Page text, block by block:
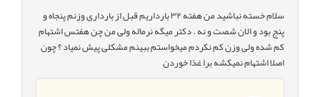
سلام خسته نباشید من هفته ۳۲ بارداریم قبل از بارداری وزنم پنجاه و
پنج بود و الان شصت و نه . دکتر میگه نرماله ولی من چن هفتس اشتهام
کم شده ولی وزن کم نکردم میخواستم ببینم مشکلی پیش نمیاد ؟ چون
اصلا اشتهام نمیکشه برا غذا خوردن